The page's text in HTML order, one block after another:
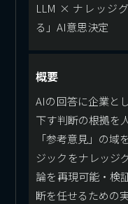
LLM × ナレッジ
る」AI意思決定
概要
AIの回答に企業と
下す判断の根拠を
「参考意見」の
ジックをナレッジ
論を再現可能・検
断を任せるための